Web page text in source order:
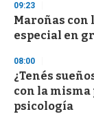
d
s
o
f
3
s
e
c
o
09:23
Maroñas con
especial en
08:00
¿Tenés
con la misma
psicología